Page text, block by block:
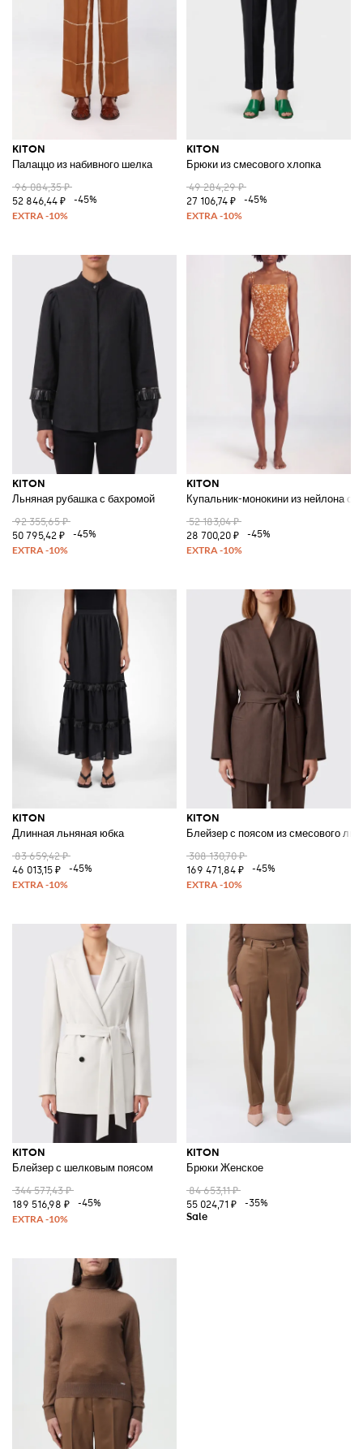
KITON
Палаццо из набивного шелка
96 084,35 ₽
52 846,44 ₽
-45%
KITON
Брюки из смесового хлопка
49 284,29 ₽
27 106,74 ₽
-45%
KITON
Льняная рубашка с бахромой
92 355,65 ₽
50 795,42 ₽
-45%
KITON
Купальник-монокини из нейлона с
52 183,04 ₽
28 700,20 ₽
-45%
KITON
Длинная льняная юбка
83 659,42 ₽
46 013,15 ₽
-45%
KITON
Блейзер с поясом из смесового
308 130,70 ₽
169 471,84 ₽
-45%
KITON
Блейзер с шелковым поясом
344 577,43 ₽
189 516,98 ₽
-45%
KITON
Брюки Женское
84 653,11 ₽
55 024,71 ₽
-35%